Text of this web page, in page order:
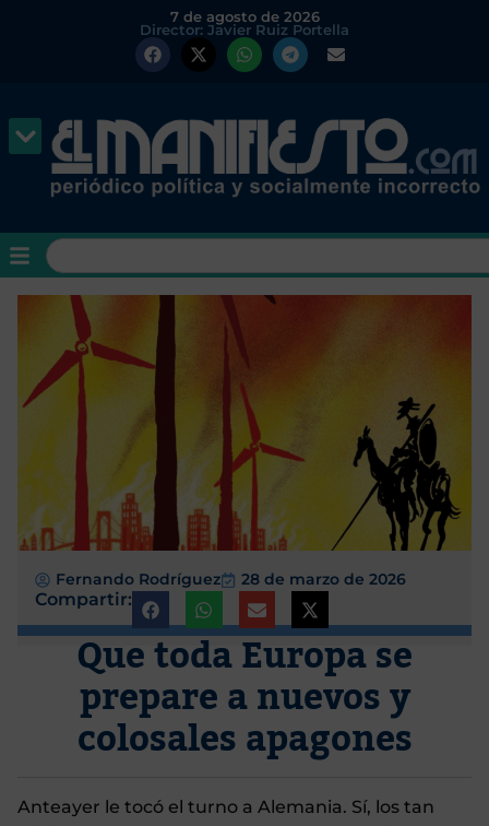
7 de agosto de 2026
Director: Javier Ruiz Portella
Fernando Rodríguez 28 de marzo de 2026
Compartir:
Que toda Europa se
prepare a nuevos y
colosales apagones
Anteayer le tocó el turno a Alemania. Sí, los tan